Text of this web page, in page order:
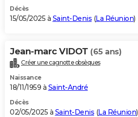
Décès
15/05/2025 à Saint-Denis (La Réunion)
Jean-marc VIDOT (65 ans)
Créer une cagnotte obsèques
Naissance
18/11/1959 à Saint-André
Décès
02/05/2025 à Saint-Denis (La Réunion)